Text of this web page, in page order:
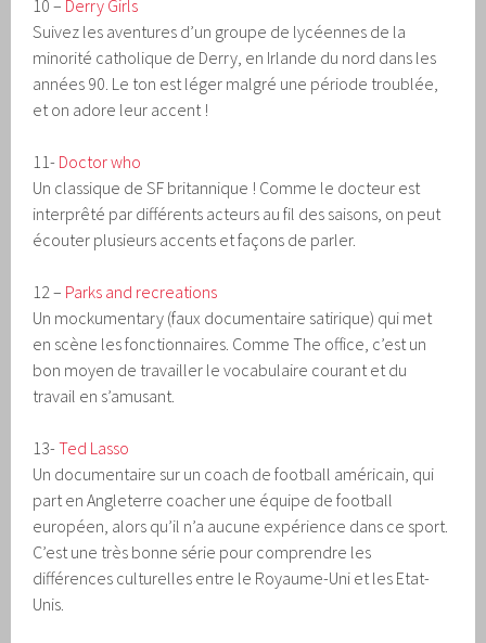
10 – Derry Girls
Suivez les aventures d’un groupe de lycéennes de la
minorité catholique de Derry, en Irlande du nord dans les
années 90. Le ton est léger malgré une période troublée,
et on adore leur accent !
11- Doctor who
Un classique de SF britannique ! Comme le docteur est
interprêté par différents acteurs au fil des saisons, on peut
écouter plusieurs accents et façons de parler.
12 – Parks and recreations
Un mockumentary (faux documentaire satirique) qui met
en scène les fonctionnaires. Comme The office, c’est un
bon moyen de travailler le vocabulaire courant et du
travail en s’amusant.
13-Ted Lasso
Un documentaire sur un coach de football américain, qui
part en Angleterre coacher une équipe de football
européen, alors qu’il n’a aucune expérience dans ce sport.
C’est une très bonne série pour comprendre les
différences culturelles entre le Royaume-Uni et les Etat-
Unis.